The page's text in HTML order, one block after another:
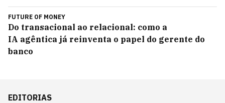
FUTURE OF MONEY
Do transacional ao relacional: como a
IA agêntica já reinventa o papel do gerente do
banco
EDITORIAS